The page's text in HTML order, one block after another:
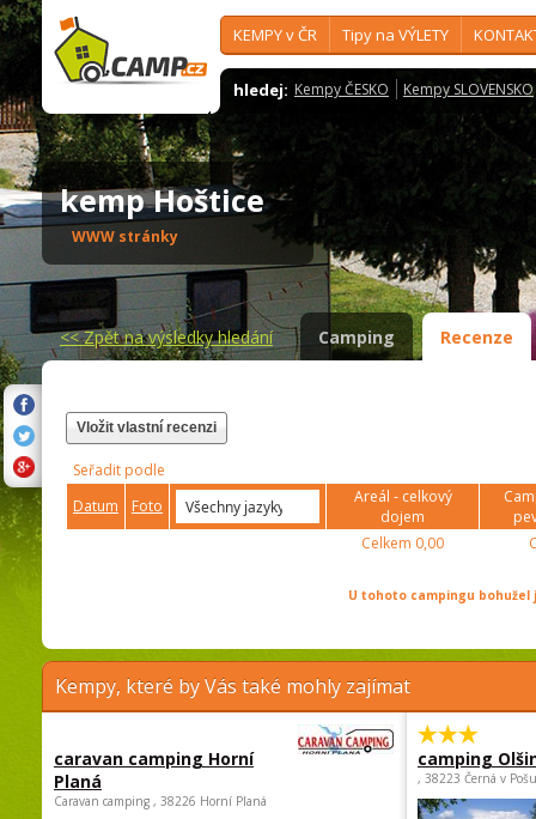
KEMPY v ČR Tipy na VÝLETY
hledej: Kempy ČESKO Kempy SLOVENSKO
kemp Hoštice
WWW stránky
<<Zpět na výsledky hledání Camping Recenze
Vložit vlastní recenzi
Seřadit podle
Datum
Foto
Areál - celkový
dojem
Celkem 0,00
U tohoto campingu
Kempy, které by Vás také mohly zajímat
caravan camping Horní
Planá
Caravan camping , 38226 Horní Planá
camping
, 38223 Černá v